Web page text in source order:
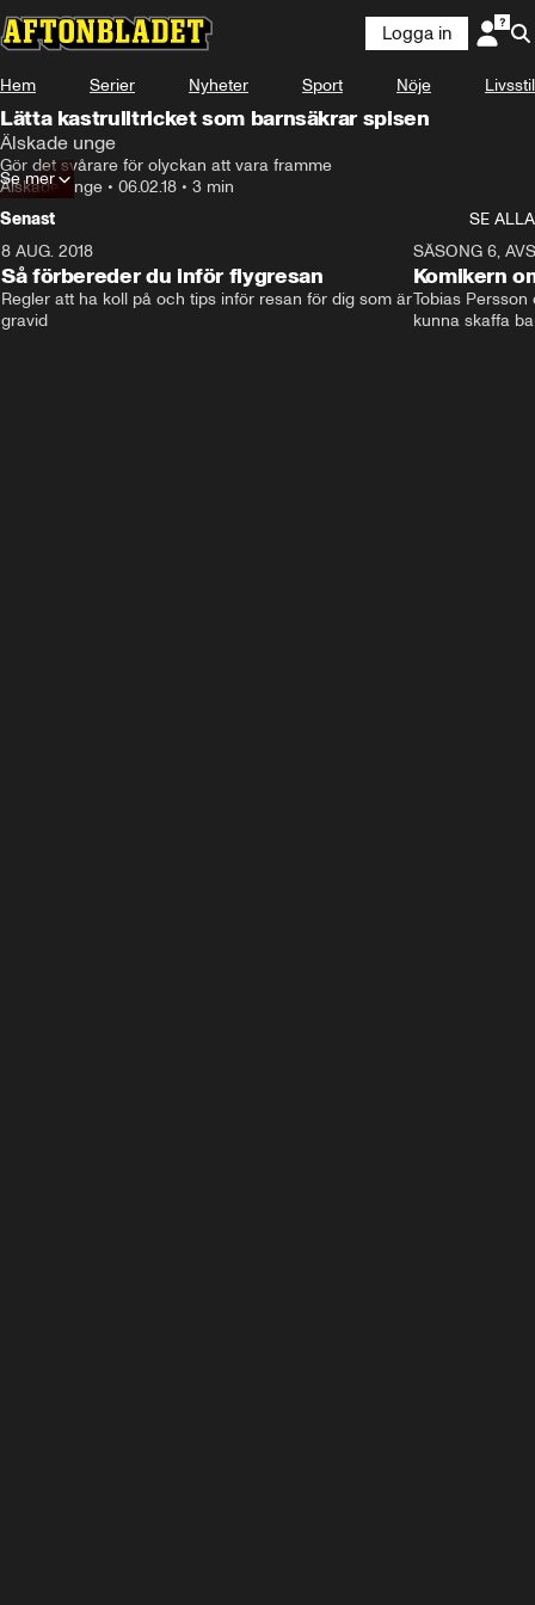
Logga in
Hem Serier Nyheter Sport Nöje Livsstil
Lätta kastrulltricket som barnsäkrar spisen
Älskade unge
Gör det svårare för olyckan att vara framme
Älskade unge • 06.02.18 • 3 min
Se mer
Senast
SE ALLA
8 AUG. 2018
Så förbereder du inför flygresan
Regler att ha koll på och tips inför resan för dig som är
gravid
SÄSONG 6,
Komikern
Tobias
kunna skaffa